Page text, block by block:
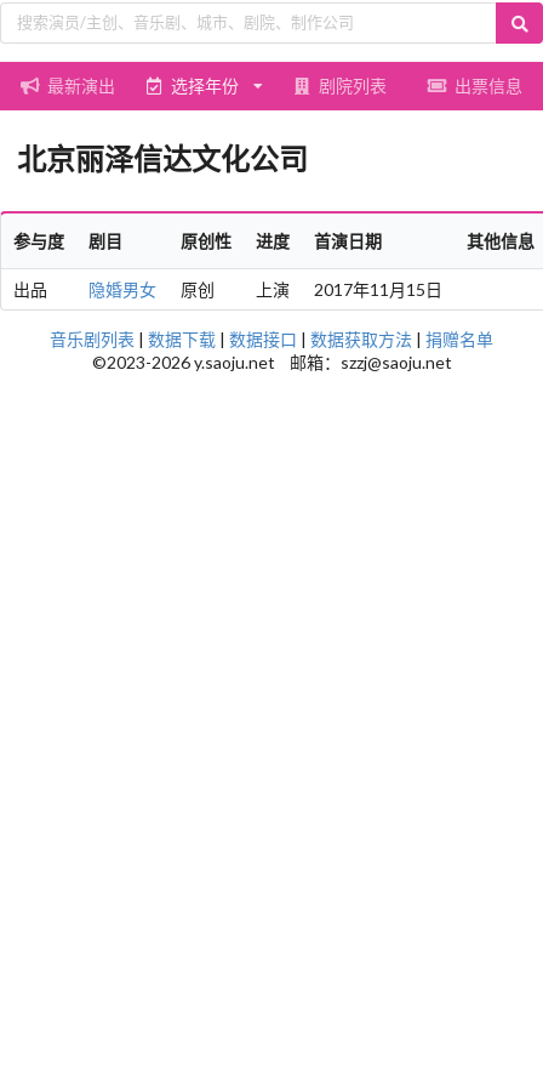
最新演出 选择年份 剧院列表 出票信息
北京丽泽信达文化公司
参与度 剧目 原创性 进度 首演日期 其他信息
出品 隐婚男女 原创 上演 2017年11月15日
音乐剧列表 | 数据下载 | 数据接口 | 数据获取方法 | 捐赠名单
©2023-2026 y.saoju.net 邮箱：szzj@saoju.net